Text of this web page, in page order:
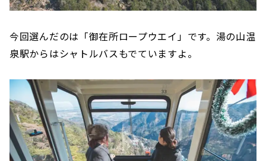
今回選んだのは「御在所ロープウエイ」です。湯の山温
泉駅からはシャトルバスもでていますよ。